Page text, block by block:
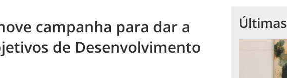
campanha para dar a
de Desenvolvimento